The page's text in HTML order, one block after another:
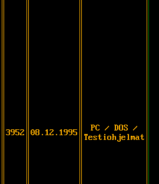
3952 08.12.1995
PC / DOS /
Testiohjelmat